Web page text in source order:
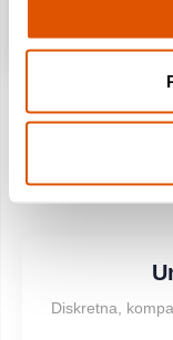
Što se
Diskretna,